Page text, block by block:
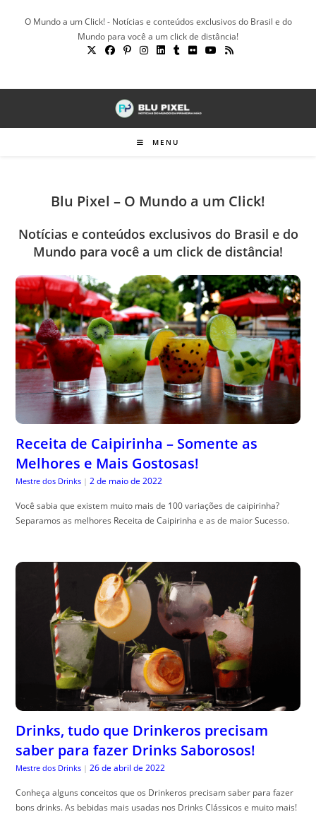
O Mundo a um Click! - Notícias e conteúdos exclusivos do Brasil e do
Mundo para você a um click de distância!
MENU
Blu Pixel – O Mundo a um Click!
Notícias e conteúdos exclusivos do Brasil e do
Mundo para você a um click de distância!
Receita de Caipirinha – Somente as
Melhores e Mais Gostosas!
Mestre dos Drinks | 2 de maio de 2022
Você sabia que existem muito mais de 100 variações de caipirinha?
Separamos as melhores Receita de Caipirinha e as de maior Sucesso.
Drinks, tudo que Drinkeros precisam
saber para fazer Drinks Saborosos!
Mestre dos Drinks | 26 de abril de 2022
Conheça alguns conceitos que os Drinkeros precisam saber para fazer
bons drinks. As bebidas mais usadas nos Drinks Clássicos e muito mais!